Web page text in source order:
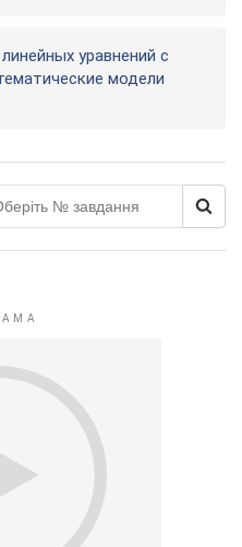
уравнений с
модели